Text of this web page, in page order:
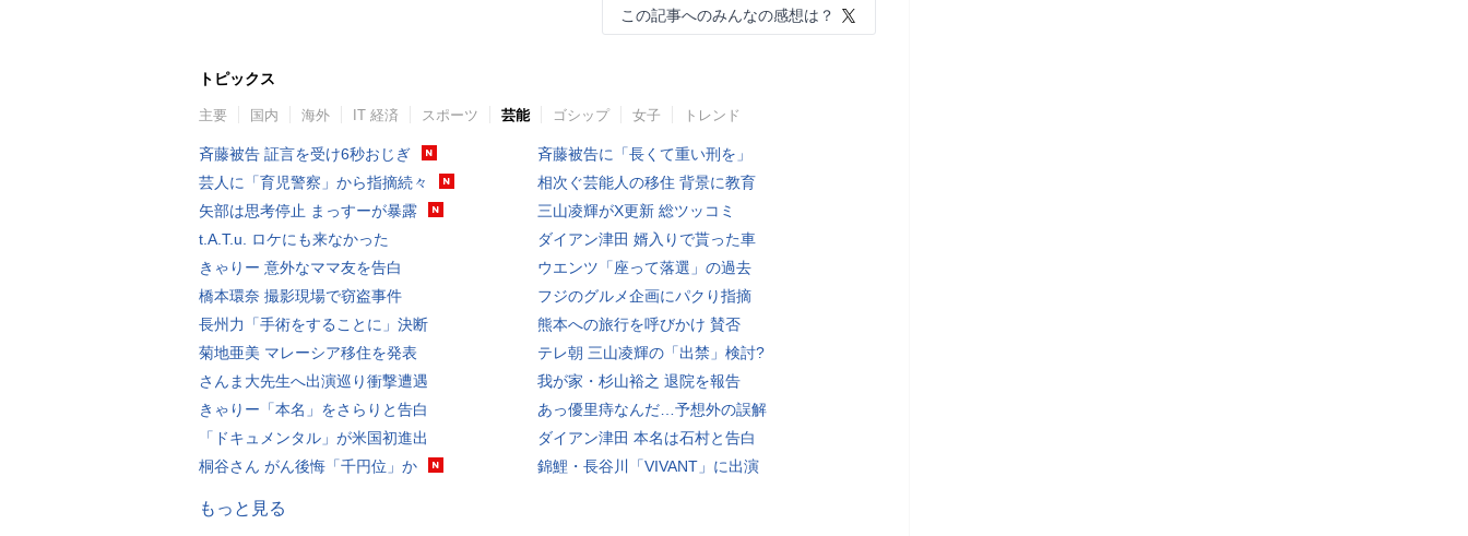
この記事へのみんなの感想は？
トピックス
主要 国内 海外 IT 経済 スポーツ 芸能 ゴシップ 女子 トレンド
斉藤被告 証言を受け6秒おじぎ
芸人に「育児警察」から指摘続々
矢部は思考停止 まっすーが暴露
t.A.T.u. ロケにも来なかった
きゃりー 意外なママ友を告白
橋本環奈 撮影現場で窃盗事件
長州力「手術をすることに」決断
菊地亜美 マレーシア移住を発表
さんま大先生へ出演巡り衝撃遭遇
きゃりー「本名」をさらりと告白
「ドキュメンタル」が米国初進出
桐谷さん がん後悔「千円位」か
斉藤被告に「長くて重い刑を」
相次ぐ芸能人の移住 背景に教育
三山凌輝がX更新 総ツッコミ
ダイアン津田 婿入りで貰った車
ウエンツ「座って落選」の過去
フジのグルメ企画にパクり指摘
熊本への旅行を呼びかけ 賛否
テレ朝 三山凌輝の「出禁」検討?
我が家・杉山裕之 退院を報告
あっ優里痔なんだ…予想外の誤解
ダイアン津田 本名は石村と告白
錦鯉・長谷川「VIVANT」に出演
もっと見る